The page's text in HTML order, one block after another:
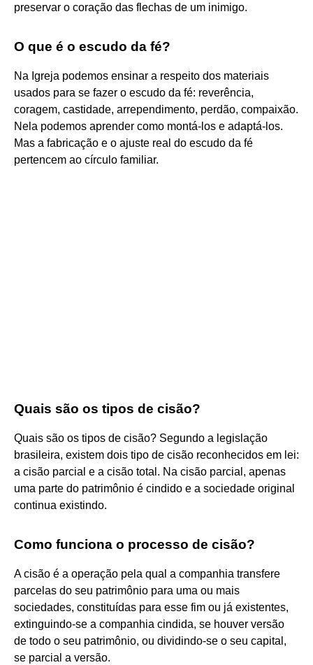
preservar o coração das flechas de um inimigo.
O que é o escudo da fé?
Na Igreja podemos ensinar a respeito dos materiais
usados para se fazer o escudo da fé: reverência,
coragem, castidade, arrependimento, perdão, compaixão.
Nela podemos aprender como montá-los e adaptá-los.
Mas a fabricação e o ajuste real do escudo da fé
pertencem ao círculo familiar.
Quais são os tipos de cisão?
Quais são os tipos de cisão? Segundo a legislação
brasileira, existem dois tipo de cisão reconhecidos em lei:
a cisão parcial e a cisão total. Na cisão parcial, apenas
uma parte do patrimônio é cindido e a sociedade original
continua existindo.
Como funciona o processo de cisão?
A cisão é a operação pela qual a companhia transfere
parcelas do seu patrimônio para uma ou mais
sociedades, constituídas para esse fim ou já existentes,
extinguindo-se a companhia cindida, se houver versão
de todo o seu patrimônio, ou dividindo-se o seu capital,
se parcial a versão.